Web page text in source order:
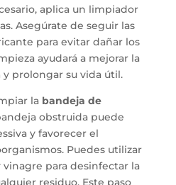
aplica un limpiador
Asegúrate de seguir las
para evitar dañar los
ayudará a mejorar la
prolongar su vida útil.
la bandeja de
obstruida puede
y favorecer el
Puedes utilizar
vinagre para desinfectar la
residuo. Este paso